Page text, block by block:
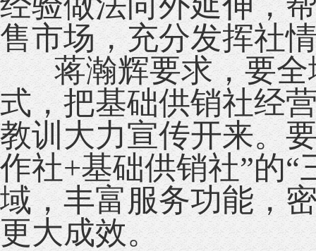
售市场，充分发挥社
蒋瀚辉要求，要全
式，把基础供销社经
教训大力宣传开来。
作社+基础供销社”的
域，丰富服务功能，
更大成效。